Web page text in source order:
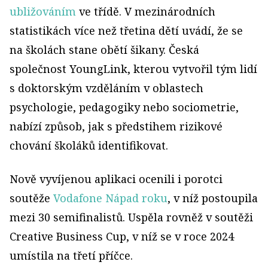
ubližováním ve třídě. V mezinárodních
statistikách více než třetina dětí uvádí, že se
na školách stane obětí šikany. Česká
společnost YoungLink, kterou vytvořil tým lidí
s doktorským vzděláním v oblastech
psychologie, pedagogiky nebo sociometrie,
nabízí způsob, jak s předstihem rizikové
chování školáků identifikovat.
Nově vyvíjenou aplikaci ocenili i porotci
soutěže Vodafone Nápad roku, v níž postoupila
mezi 30 semifinalistů. Uspěla rovněž v soutěži
Creative Business Cup, v níž se v roce 2024
umístila na třetí příčce.